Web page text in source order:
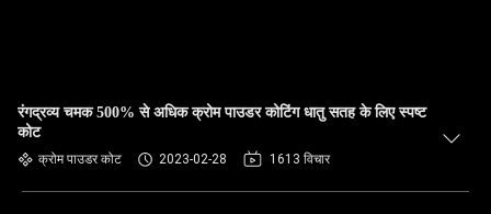
रंगद्रव्य चमक 500% से अधिक क्रोम पाउडर कोटिंग धातु सतह के लिए स्पष्ट
कोट
क्रोम पाउडर कोट 2023-02-28 1613 विचार